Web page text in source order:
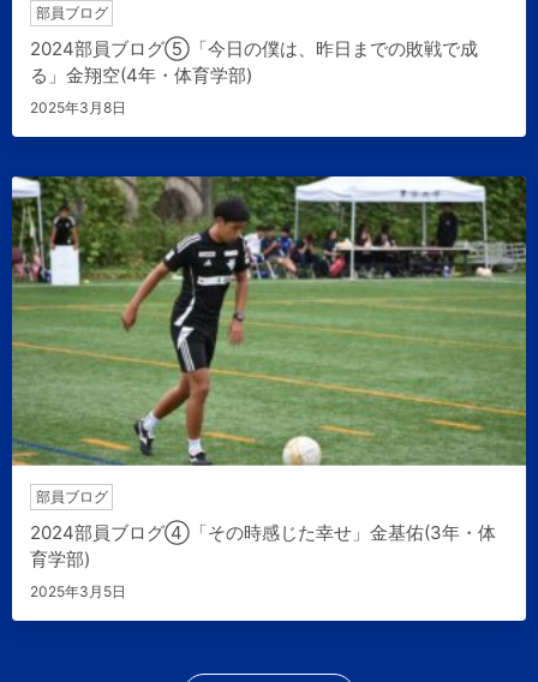
部員ブログ
2024部員ブログ⑤「今日の僕は、昨日までの敗戦で成
る」金翔空(4年・体育学部)
2025年3月8日
部員ブログ
2024部員ブログ④「その時感じた幸せ」金基佑(3年・体
育学部)
2025年3月5日